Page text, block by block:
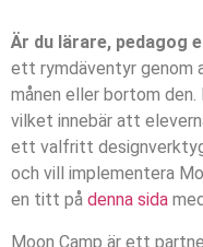
Är du lärare, pedagog
ett rymdäventyr genom
månen eller bortom
vilket innebär att
ett valfritt designverktyg
och vill implementera
en titt på denna sida
Moon Camp är ett